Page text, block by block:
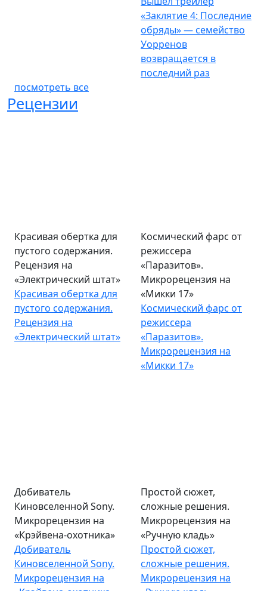
«Заклятие 4: Последние
обряды» — семейство
Уорренов
возвращается в
последний раз
посмотреть все
Рецензии
Красивая обертка для
пустого содержания.
Рецензия на
«Электрический штат»
Красивая обертка для
пустого содержания.
Рецензия на
«Электрический штат»
Космический фарс от
режиссера
«Паразитов».
Микрорецензия на
«Микки 17»
Космический фарс от
режиссера
«Паразитов».
Микрорецензия на
«Микки 17»
Добиватель
Киновселенной Sony.
Микрорецензия на
«Крэйвена-охотника»
Добиватель
Киновселенной Sony.
Микрорецензия на
Простой сюжет,
сложные решения.
Микрорецензия на
«Ручную кладь»
Простой сюжет,
сложные решения.
Микрорецензия на